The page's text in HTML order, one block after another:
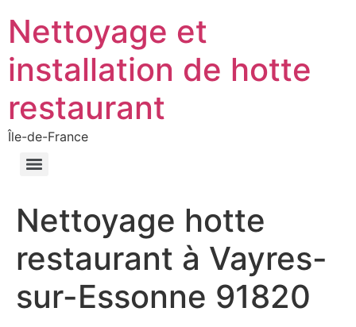
Nettoyage et
installation de hotte
restaurant
Île-de-France
Nettoyage hotte
restaurant à Vayres-
sur-Essonne 91820